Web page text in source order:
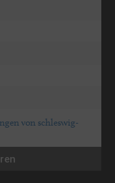
von schleswig-